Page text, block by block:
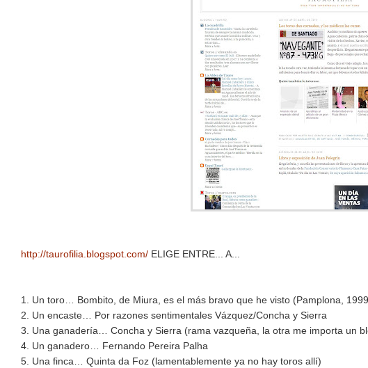
http://taurofilia.blogspot.com/ ELIGE ENTRE... A...
1. Un toro… Bombito, de Miura, es el más bravo que he visto (Pamplona,
2. Un encaste… Por razones sentimentales Vázquez/Concha y Sierra
3. Una ganadería… Concha y Sierra (rama vazqueña, la otra me importa un
4. Un ganadero… Fernando Pereira Palha
5. Una finca… Quinta da Foz (lamentablemente ya no hay toros allí)